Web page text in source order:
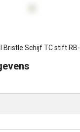
Bristle Schijf TC stift